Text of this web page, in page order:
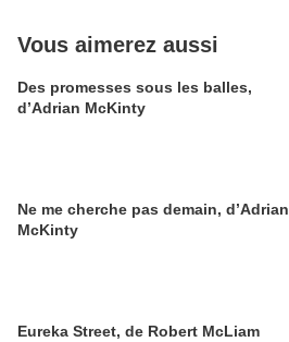
Vous aimerez aussi
Des promesses sous les balles,
d’Adrian McKinty
Ne me cherche pas demain, d’Adrian
McKinty
Eureka Street, de Robert McLiam